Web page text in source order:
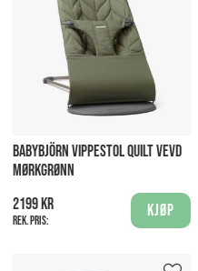
BABYBJÖRN VIPPESTOL QUILT VEVD
MØRKGRØNN
2199 kr
Rek. pris:
Kjøp